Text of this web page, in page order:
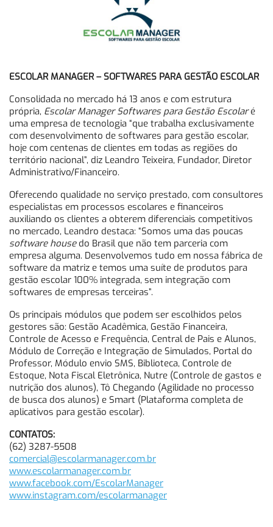
ESCOLAR MANAGER – SOFTWARES PARA GESTÃO ESCOLAR
Consolidada no mercado há 13 anos e com estrutura
própria, Escolar Manager Softwares para Gestão Escolaré
uma empresa de tecnologia “que trabalha exclusivamente
com desenvolvimento de softwares para gestão escolar,
hoje com centenas de clientes em todas as regiões do
território nacional”, diz Leandro Teixeira, Fundador, Diretor
Administrativo/Financeiro.
Oferecendo qualidade no serviço prestado, com consultores
especialistas em processos escolares e financeiros
auxiliando os clientes a obterem diferenciais competitivos
no mercado, Leandro destaca: “Somos uma das poucas
software housedo Brasil que não tem parceria com
empresa alguma. Desenvolvemos tudo em nossa fábrica de
software da matriz e temos uma suíte de produtos para
gestão escolar 100% integrada, sem integração com
softwares de empresas terceiras”.
Os principais módulos que podem ser escolhidos pelos
gestores são: Gestão Acadêmica, Gestão Financeira,
Controle de Acesso e Frequência, Central de Pais e Alunos,
Módulo de Correção e Integração de Simulados, Portal do
Professor, Módulo envio SMS, Biblioteca, Controle de
Estoque, Nota Fiscal Eletrônica, Nutre (Controle de gastos e
nutrição dos alunos), Tô Chegando (Agilidade no processo
de busca dos alunos) e Smart (Plataforma completa de
aplicativos para gestão escolar).
CONTATOS:
(62) 3287-5508
comercial@escolarmanager.com.br
www.escolarmanager.com.br
www.facebook.com/EscolarManager
www.instagram.com/escolarmanager